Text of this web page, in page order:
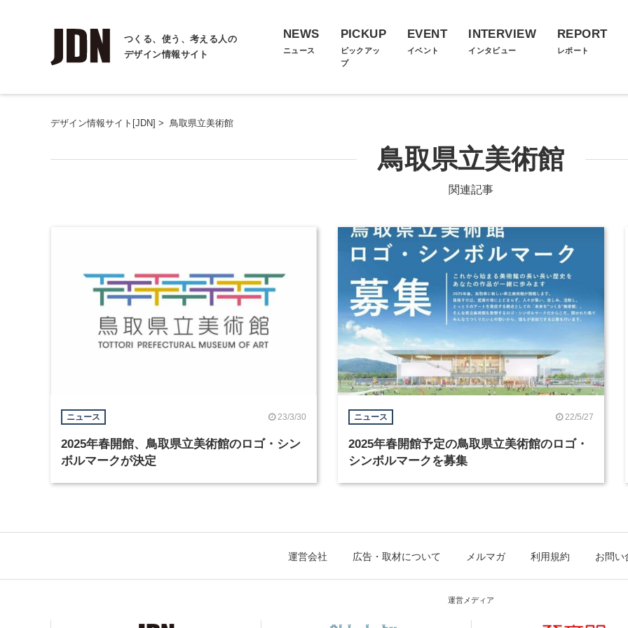
つくる、使う、考える人の
デザイン情報サイト
NEWS
ニュース
PICKUP
ピックアッ
プ
EVENT
イベント
INTERVIEW
インタビュー
REPORT
レポート
デザイン情報サイト[JDN] > 鳥取県立美術館
鳥取県立美術館
関連記事
ニュース 23/3/30
2025年春開館、鳥取県立美術館のロゴ・シン
ボルマークが決定
ニュース 22/5/27
2025年春開館予定の鳥取県立美術館のロゴ・
シンボルマークを募集
運営会社 広告・取材について メルマガ 利用規約 お問い
運営メディア